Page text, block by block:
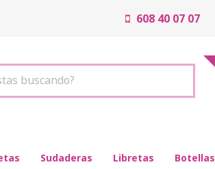
608 40 07 07
buscando?
Sudaderas Libretas Botellas